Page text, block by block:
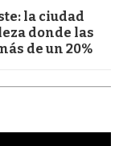
la ciudad
donde las
de un 20%